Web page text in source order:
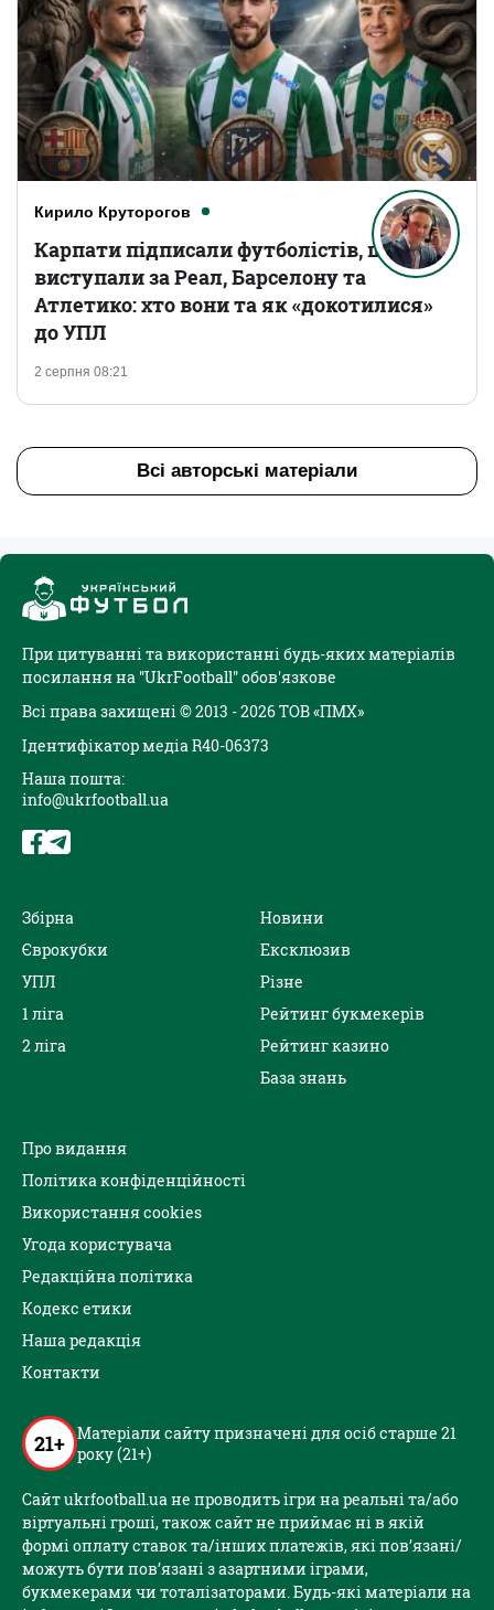
Кирило Круторогов
2 серпня 08:21
Карпати підписали футболістів, що
виступали за Реал, Барселону та
Атлетико: хто вони та як «докотилися»
до УПЛ
Всі авторські матеріали
При цитуванні та використанні будь-яких матеріалів
посилання на "UkrFootball" обов'язкове
Всі права захищені © 2013 - 2026 ТОВ «ПМХ»
Ідентифікатор медіа R40-06373
Наша пошта:
info@ukrfootball.ua
Збірна
Єврокубки
УПЛ
1 ліга
2 ліга
Новини
Ексклюзив
Різне
Рейтинг букмекерів
Рейтинг казино
База знань
Про видання
Політика конфіденційності
Використання cookies
Угода користувача
Редакційна політика
Кодекс етики
Наша редакція
Контакти
21+ Матеріали сайту призначені для осіб старше 21
року (21+)
Сайт ukrfootball.ua не проводить ігри на реальні та/або
віртуальні гроші, також сайт не приймає ні в якій
формі оплату ставок та/інших платежів, які пов’язані/
можуть бути пов’язані з азартними іграми,
букмекерами чи тоталізаторами. Будь-які матеріали на